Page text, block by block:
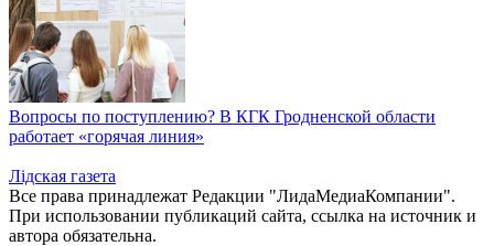
Вопросы по поступлению? В КГК Гродненской области
работает «горячая линия»
Лiдская газета
Все права принадлежат Редакции "ЛидаМедиаКомпании".
При использовании публикаций сайта, ссылка на источник и
автора обязательна.